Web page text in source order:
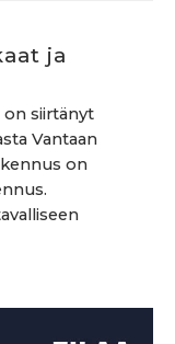
ja
on siirtänyt
Vantaan
on